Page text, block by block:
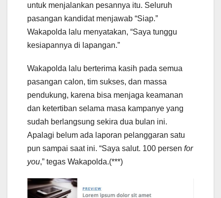
untuk menjalankan pesannya itu. Seluruh
pasangan kandidat menjawab “Siap.”
Wakapolda lalu menyatakan, “Saya tunggu
kesiapannya di lapangan.”
Wakapolda lalu berterima kasih pada semua
pasangan calon, tim sukses, dan massa
pendukung, karena bisa menjaga keamanan
dan ketertiban selama masa kampanye yang
sudah berlangsung sekira dua bulan ini.
Apalagi belum ada laporan pelanggaran satu
pun sampai saat ini. “Saya salut. 100 persen for
you,” tegas Wakapolda.(***)